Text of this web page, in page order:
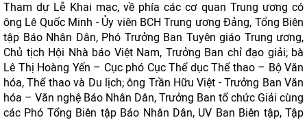
Tham dự Lễ Khai mạc, về phía các cơ quan Trung ương có
ông Lê Quốc Minh - Ủy viên BCH Trung ương Đảng, Tổng Biên
tập Báo Nhân Dân, Phó Trưởng Ban Tuyên giáo Trung ương,
Chủ tịch Hội Nhà báo Việt Nam, Trưởng Ban chỉ đạo giải; bà
Lê Thị Hoàng Yến – Cục phó Cục Thể dục Thể thao – Bộ Văn
hóa, Thể thao và Du lịch; ông Trần Hữu Việt - Trưởng Ban Văn
hóa – Văn nghệ Báo Nhân Dân, Trưởng Ban tổ chức Giải cùng
các Phó Tổng Biên tập Báo Nhân Dân, UV Ban Biên tập, Tập